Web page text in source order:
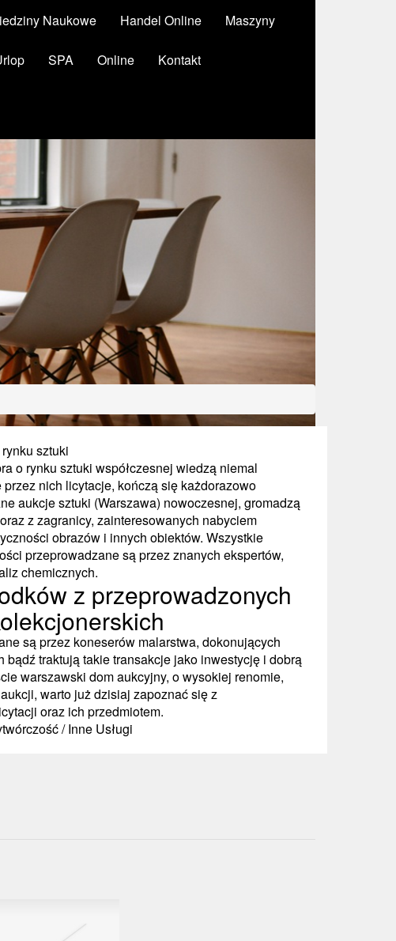
Naukowe Handel Online Maszyny
SPA Online Kontakt
sztuki
o rynku sztuki współczesnej wiedzą niemal
nich licytacje, kończą się każdorazowo
aukcje sztuki (Warszawa) nowoczesnej, gromadzą
z zagranicy, zainteresowanych nabyciem
obrazów i innych obiektów. Wszystkie
przeprowadzane są przez znanych ekspertów,
chemicznych.
z przeprowadzonych
są przez koneserów malarstwa, dokonujących
traktują takie transakcje jako inwestycję i dobrą
warszawski dom aukcyjny, o wysokiej renomie,
warto już dzisiaj zapoznać się z
oraz ich przedmiotem.
/ Inne Usługi